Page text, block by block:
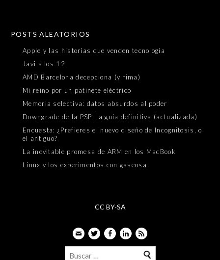
POSTS ALEATORIOS
Apple y las historias que venden tecnología
Javi a los 12
AMD Barcelona decepciona (y rima)
Mi reino por un patinete eléctrico
Memoria selectiva: datos absurdos al poder
Downgrade de la PSP: la guia definitiva (actualizada)
Encuesta: ¿Prefieres el nuevo diseño de Incognitosis, o
el antiguo?
La inevitable promesa de ARM en los MacBook
Linux y los experimentos con gaseosa
CC BY-SA
EmailTwitterFacebook
LinkedIn
Feed